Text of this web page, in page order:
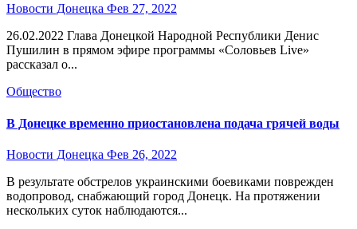
Новости Донецка Фев 27, 2022
26.02.2022 Глава Донецкой Народной Республики Денис
Пушилин в прямом эфире программы «Соловьев Live»
рассказал о...
Общество
В Донецке временно приостановлена подача грячей воды
Новости Донецка Фев 26, 2022
В результате обстрелов украинскими боевиками поврежден
водопровод, снабжающий город Донецк. На протяжении
нескольких суток наблюдаются...